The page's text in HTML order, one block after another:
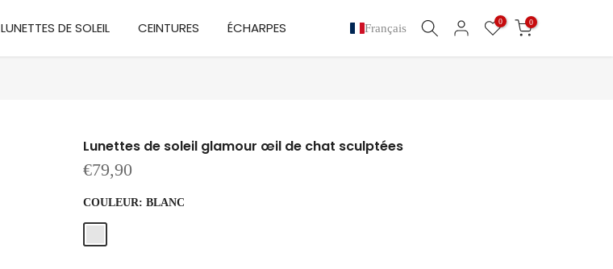
LUNETTES DE SOLEIL CEINTURES ÉCHARPES Français 0 0
Lunettes de soleil glamour œil de chat sculptées
€79,90
COULEUR: BLANC